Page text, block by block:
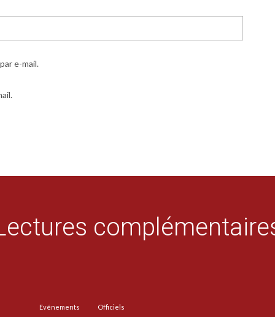
e-mail.
Evénements Officiels